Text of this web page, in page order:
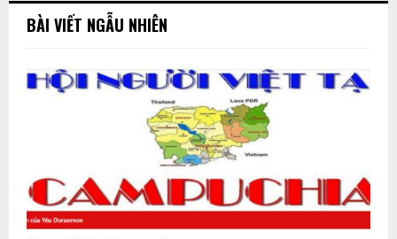
BÀI VIẾT NGẪU NHIÊN